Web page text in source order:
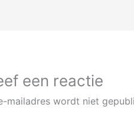
een reactie
mailadres wordt niet